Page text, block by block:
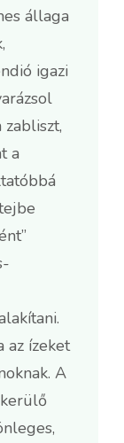
állaga
igazi
a
az ízeket
A